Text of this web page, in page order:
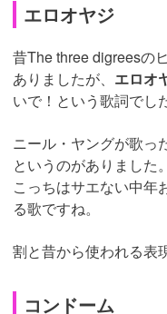
エロオヤジ
昔The three digreesの
ありましたが、 エロオ
いで！という歌詞でした
ニール・ヤングが歌っ
というのがありました。
こっちはサエない中年
る歌ですね。
割と昔から使われる表
コンドーム